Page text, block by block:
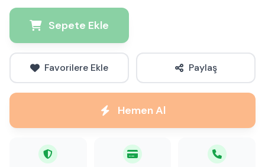
Sepete Ekle
Favorilere Ekle Paylaş
Hemen Al